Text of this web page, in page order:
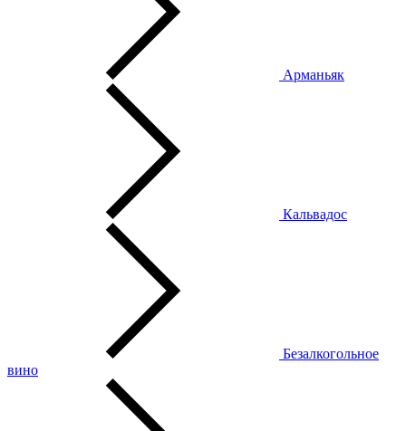
Арманьяк
Кальвадос
Безалкогольное
вино